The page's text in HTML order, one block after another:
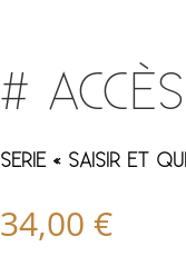
#
SERIE « SAISIR ET
34,00€